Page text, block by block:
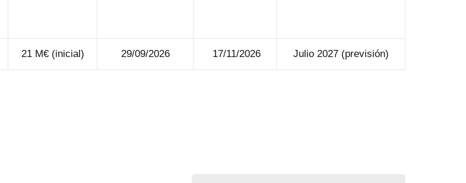
21 M€ (inicial) 29/09/2026 17/11/2026 Julio 2027 (previsión)